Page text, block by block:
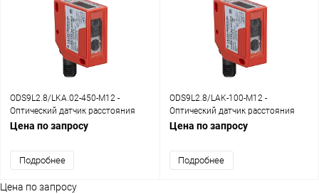
ODS9L2.8/LKA.02-450-M12 -
Оптический датчик расстояния
Цена по запросу
Подробнее
ODS9L2.8/LAK-100-M12 -
Оптический датчик расстояния
Цена по запросу
Подробнее
Цена по запросу